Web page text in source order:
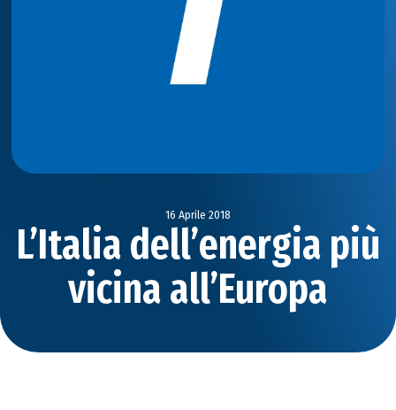
16 Aprile 2018
L’Italia dell’energia più
vicina all’Europa